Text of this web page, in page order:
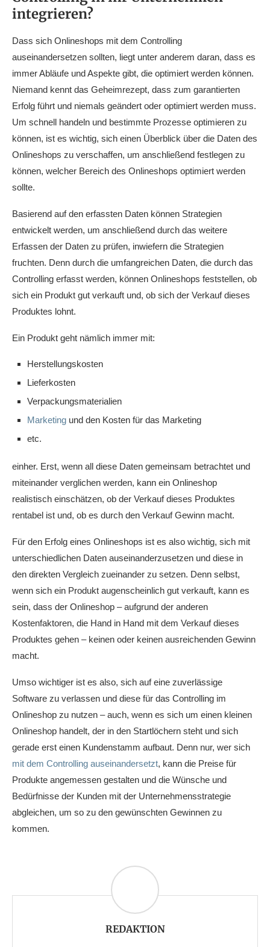
integrieren?
Dass sich Onlineshops mit dem Controlling
auseinandersetzen sollten, liegt unter anderem daran, dass es
immer Abläufe und Aspekte gibt, die optimiert werden können.
Niemand kennt das Geheimrezept, dass zum garantierten
Erfolg führt und niemals geändert oder optimiert werden muss.
Um schnell handeln und bestimmte Prozesse optimieren zu
können, ist es wichtig, sich einen Überblick über die Daten des
Onlineshops zu verschaffen, um anschließend festlegen zu
können, welcher Bereich des Onlineshops optimiert werden
sollte.
Basierend auf den erfassten Daten können Strategien
entwickelt werden, um anschließend durch das weitere
Erfassen der Daten zu prüfen, inwiefern die Strategien
fruchten. Denn durch die umfangreichen Daten, die durch das
Controlling erfasst werden, können Onlineshops feststellen, ob
sich ein Produkt gut verkauft und, ob sich der Verkauf dieses
Produktes lohnt.
Ein Produkt geht nämlich immer mit:
Herstellungskosten
Lieferkosten
Verpackungsmaterialien
Marketing und den Kosten für das Marketing
etc.
einher. Erst, wenn all diese Daten gemeinsam betrachtet und
miteinander verglichen werden, kann ein Onlineshop
realistisch einschätzen, ob der Verkauf dieses Produktes
rentabel ist und, ob es durch den Verkauf Gewinn macht.
Für den Erfolg eines Onlineshops ist es also wichtig, sich mit
unterschiedlichen Daten auseinanderzusetzen und diese in
den direkten Vergleich zueinander zu setzen. Denn selbst,
wenn sich ein Produkt augenscheinlich gut verkauft, kann es
sein, dass der Onlineshop – aufgrund der anderen
Kostenfaktoren, die Hand in Hand mit dem Verkauf dieses
Produktes gehen – keinen oder keinen ausreichenden Gewinn
macht.
Umso wichtiger ist es also, sich auf eine zuverlässige
Software zu verlassen und diese für das Controlling im
Onlineshop zu nutzen – auch, wenn es sich um einen kleinen
Onlineshop handelt, der in den Startlöchern steht und sich
gerade erst einen Kundenstamm aufbaut. Denn nur, wer sich
mit dem Controlling auseinandersetzt, kann die Preise für
Produkte angemessen gestalten und die Wünsche und
Bedürfnisse der Kunden mit der Unternehmensstrategie
abgleichen, um so zu den gewünschten Gewinnen zu
kommen.
REDAKTION